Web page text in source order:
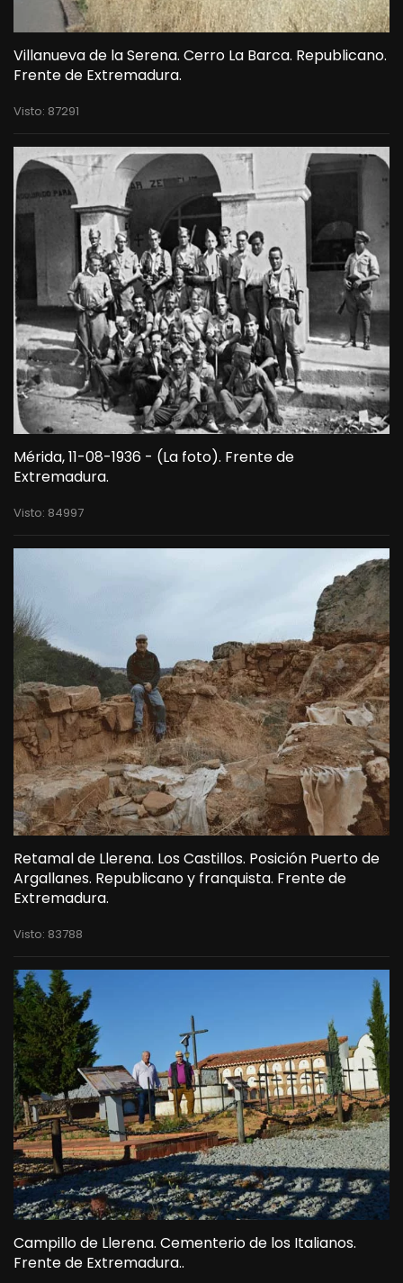
Villanueva de la Serena. Cerro La Barca. Republicano.
Frente de Extremadura.
Visto: 87291
Mérida, 11-08-1936 - (La foto). Frente de
Extremadura.
Visto: 84997
Retamal de Llerena. Los Castillos. Posición Puerto de
Argallanes. Republicano y franquista. Frente de
Extremadura.
Visto: 83788
Campillo de Llerena. Cementerio de los Italianos.
Frente de Extremadura..